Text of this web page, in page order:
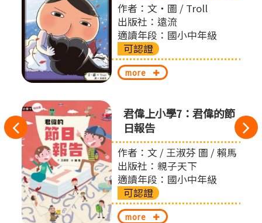
往
左
切
換
作者：文‧圖 / Troll
出版社：遠流
適讀年段：國小中年級
可認證
more
君偉上小學7：君偉的節
日報告
作者：文 / 王淑芬 圖 / 賴馬
出版社：親子天下
適讀年段：國小中年級
可認證
more